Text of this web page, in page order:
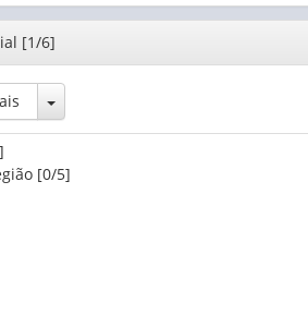
[1/6]
Toggle Dropdown
[0/5]